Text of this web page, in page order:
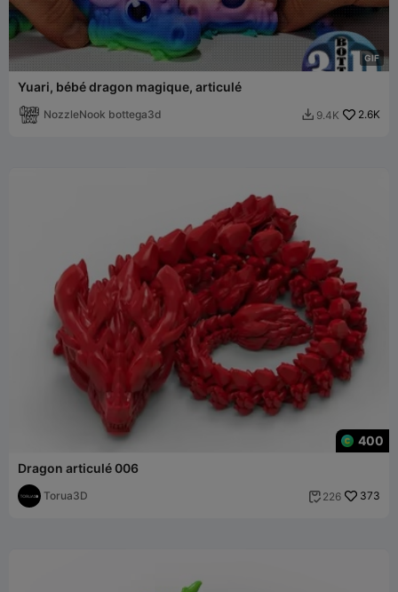
GIF
Yuari, bébé dragon magique, articulé
NozzleNook bottega3d  9.4K 2.6K
400
Dragon articulé 006
Torua3D  226 373